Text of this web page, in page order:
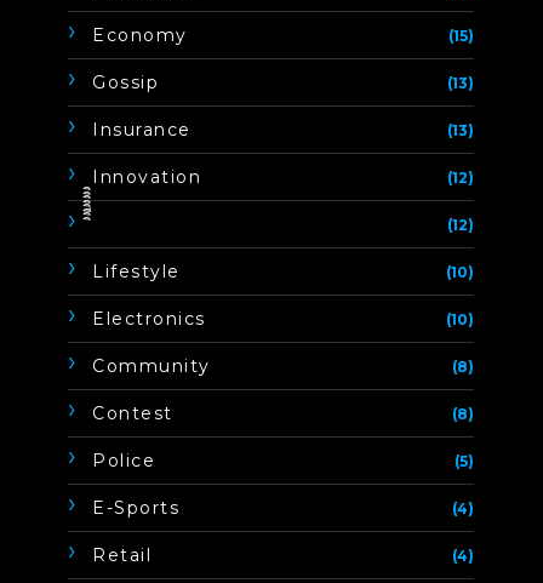
Economy (15)
Gossip (13)
Insurance (13)
Innovation (12)
(12)
Lifestyle (10)
Electronics (10)
Community (8)
Contest (8)
Police (5)
E-Sports (4)
Retail (4)